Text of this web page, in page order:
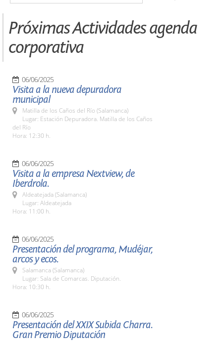
Próximas Actividades agenda
corporativa
06/06/2025
Visita a la nueva depuradora
municipal
Matilla de los Caños del Río (Salamanca)
Lugar: Estación Depuradora. Matilla de los Caños
del Río
Hora: 12:30 h.
06/06/2025
Visita a la empresa Nextview, de
Iberdrola.
Aldeatejada (Salamanca)
Lugar: Aldeatejada
Hora: 11:00 h.
06/06/2025
Presentación del programa, Mudéjar,
arcos y ecos.
Salamanca (Salamanca)
Lugar: Sala de Comarcas. Diputación.
Hora: 10:30 h.
06/06/2025
Presentación del XXIX Subida Charra.
Gran Premio Diputación